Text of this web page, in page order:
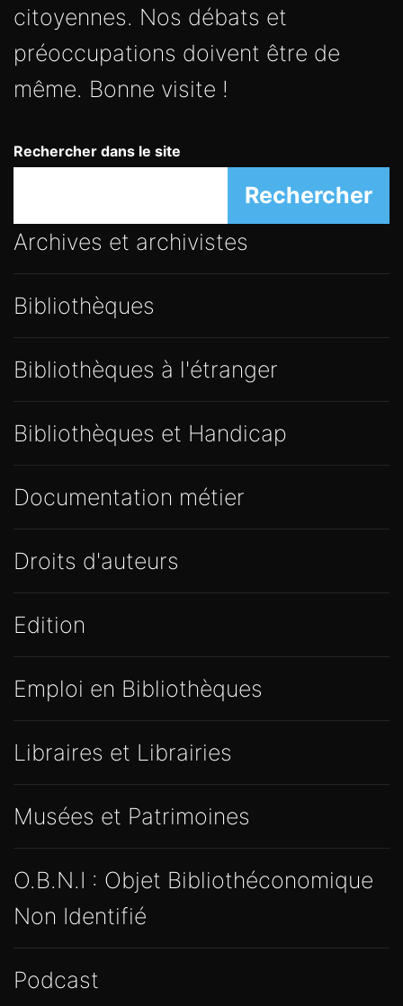
citoyennes. Nos débats et
préoccupations doivent être de
même. Bonne visite !
Rechercher dans le site
Rechercher
Archives et archivistes
Bibliothèques
Bibliothèques à l'étranger
Bibliothèques et Handicap
Documentation métier
Droits d'auteurs
Edition
Emploi en Bibliothèques
Libraires et Librairies
Musées et Patrimoines
O.B.N.I : Objet Bibliothéconomique
Non Identifié
Podcast